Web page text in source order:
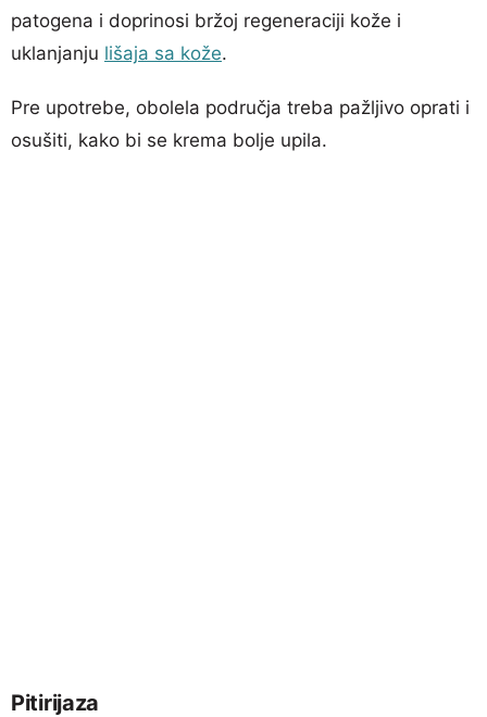
patogena i doprinosi bržoj regeneraciji kože i
uklanjanju lišaja sa kože.
Pre upotrebe, obolela područja treba pažljivo oprati i
osušiti, kako bi se krema bolje upila.
Pitirijaza